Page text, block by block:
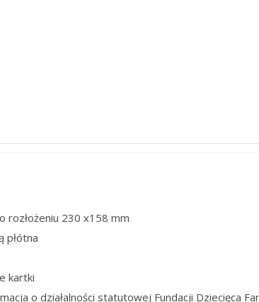
230 x158 mm
płótna
kartki
o działalności statutowej Fundacji Dziecięca